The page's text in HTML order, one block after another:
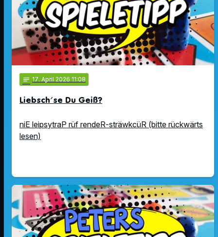
notes 17. April 2026 11:08
Liebsch'se Du Geiß?
niE leipsytraP rüf rendeR-sträwkcüR (bitte rückwärts
lesen)